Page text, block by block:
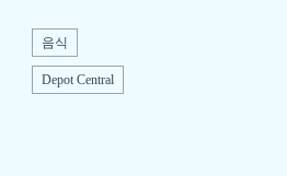
음식
Depot Central